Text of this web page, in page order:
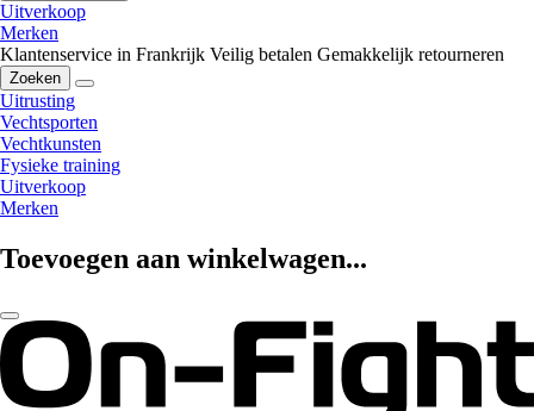
Uitverkoop
Merken
Klantenservice in Frankrijk Veilig betalen Gemakkelijk retourneren
Zoeken
Uitrusting
Vechtsporten
Vechtkunsten
Fysieke training
Uitverkoop
Merken
Toevoegen aan winkelwagen...